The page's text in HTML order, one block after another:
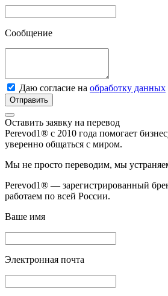
Сообщение
Даю согласие на обработку данных
Отправить
Оставить заявку на перевод
Perevod1® с 2010 года помогает
уверенно общаться с миром.
Мы не просто переводим, мы
Perevod1® — зарегистрированный
работаем по всей России.
Ваше имя
Электронная почта